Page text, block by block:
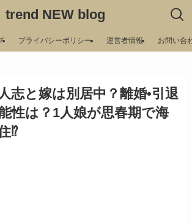
trend NEW blog
プライバシーポリシー 運営者情報 お問い合
志と嫁は別居中？離婚•引退
性は？1人娘が思春期で海
⁉︎